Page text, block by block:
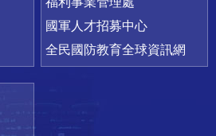
國軍人才招募中心
全民國防教育全球資訊網